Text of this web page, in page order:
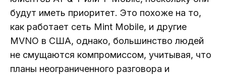
будут иметь приоритет. Это похоже на то,
как работает сеть Mint Mobile, и другие
MVNO в США, однако, большинство людей
не смущаются компромиссом, учитывая, что
планы неограниченного разговора и